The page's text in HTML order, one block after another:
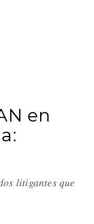
en
litigantes que